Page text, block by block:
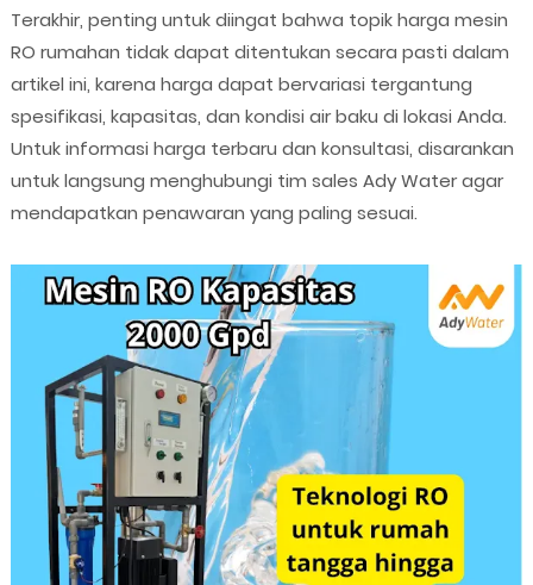
Terakhir, penting untuk diingat bahwa topik harga mesin
RO rumahan tidak dapat ditentukan secara pasti dalam
artikel ini, karena harga dapat bervariasi tergantung
spesifikasi, kapasitas, dan kondisi air baku di lokasi Anda.
Untuk informasi harga terbaru dan konsultasi, disarankan
untuk langsung menghubungi tim sales Ady Water agar
mendapatkan penawaran yang paling sesuai.